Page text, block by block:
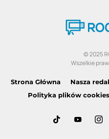
© 2025
Wszelkie
Strona Główna Nasza
Polityka plików cookies